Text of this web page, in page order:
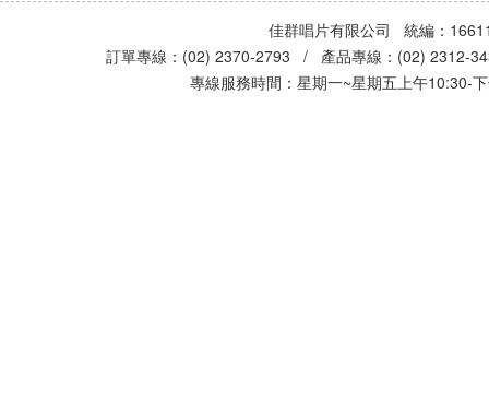
佳群唱片有限公司 統編：
訂單專線：(02) 2370-2793 / 產品專線：(02)
專線服務時間：星期一~星期五上午10:30-